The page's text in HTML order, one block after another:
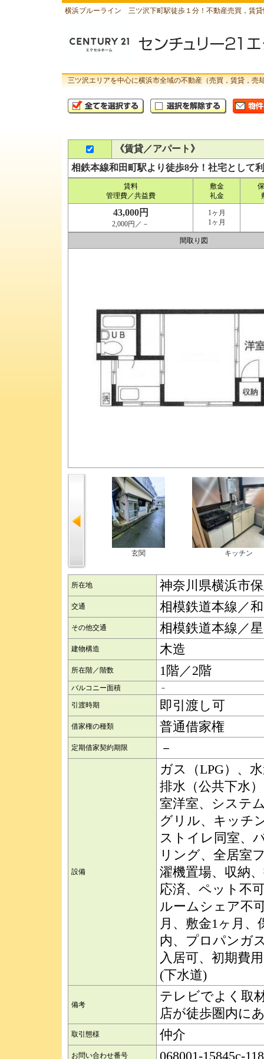
横浜ブルーライン 三ツ沢下町駅徒歩１分！不動産売買，賃
三ツ沢エリアを中心に横浜市全域の不動産（売買，賃貸，
《賃貸／アパート》
相鉄本線和田町駅より徒歩8分！社宅として
賃料
管理費／共益費
敷金
礼金
43,000円
2,000円／－
1ヶ月
1ヶ月
間取り図
玄関 キッチン
所在地 神奈川県横浜市
交通 相模鉄道本線／
その他交通 相模鉄道本線／
建物構造 木造
所在階／階数 1階／2階
バルコニー面積 －
引渡時期 即引渡し可
借家権の種類 普通借家権
定期借家契約期限 －
設備
ガス（LPG）、
排水（公共下水
室洋室、システ
グリル、キッチ
ストイレ同室、
リング、全居室
濯機置場、収納
応済、ペット不
ルームシェア不
月、敷金1ヶ月、
内、プロパンガ
入居可、初期費
(下水道)
備考
テレビでよく取
店が徒歩圏内に
取引態様 仲介
お問い合わせ番号 068001-15845c-